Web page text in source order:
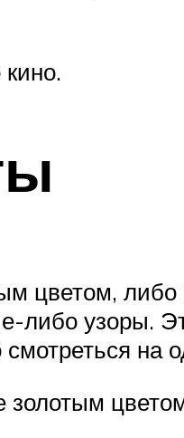
цветом,
либо узоры.
на
золотым